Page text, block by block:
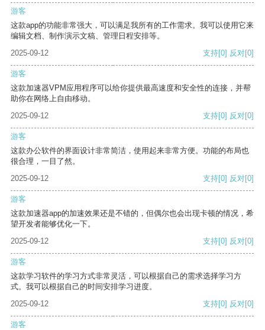
游客
这款app的功能非常强大，可以满足我所有的工作需求。我可以使用它来
编辑文档、制作演示文稿、管理日程安排等。
2025-09-12
支持[0] 反对[0]
游客
这款加速器VPM应用程序可以给你提供最高速度和安全性的连接，并帮
助你在网络上自由移动。
2025-09-12
支持[0] 反对[0]
游客
这款办公软件的界面设计非常简洁，使用起来非常方便。功能的布局也
很合理，一目了然。
2025-09-12
支持[0] 反对[0]
游客
这款加速器app的加速效果还是不错的，但偶尔也会出现卡顿的情况，希
望开发者能够优化一下。
2025-09-12
支持[0] 反对[0]
游客
这款学习软件的学习方式非常灵活，可以根据自己的需求选择学习方
式。我可以根据自己的时间安排学习进度。
2025-09-12
支持[0] 反对[0]
游客